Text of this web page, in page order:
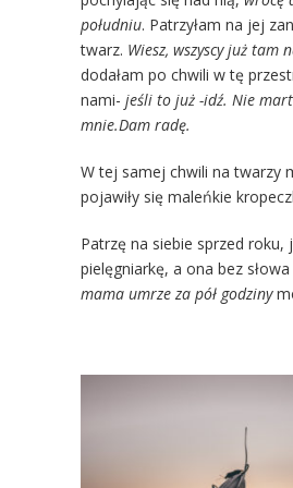
południu. Patrzyłam na jej
twarz. Wiesz, wszyscy już tam
dodałam po chwili w tę
nami- jeśli to już -idź. Nie
mnie.Dam radę.
W tej samej chwili na twarzy
pojawiły się maleńkie
Patrzę na siebie sprzed roku,
pielęgniarkę, a ona bez
mama umrze za pół godziny